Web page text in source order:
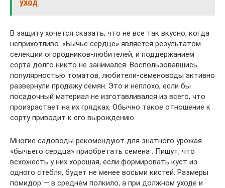
уход
В защиту хочется сказать, что не все так вкусно, когда
неприхотливо. «Бычье сердце» является результатом
селекции огородников-любителей, и поддержанием
сорта долго никто не занимался. Воспользовавшись
популярностью томатов, любители-семеноводы активно
развернули продажу семян. Это и неплохо, если бы
посадочный материал не изготавливался из всего, что
произрастает на их грядках. Обычно такое отношение к
сорту приводит к его вырождению.
Многие садоводы рекомендуют для знатного урожая
«бычьего сердца» приобретать семена . Пишут, что
всхожесть у них хорошая, если формировать куст из
одного стебля, будет не менее восьми кистей. Размеры
помидор — в среднем полкило, а при должном уходе и